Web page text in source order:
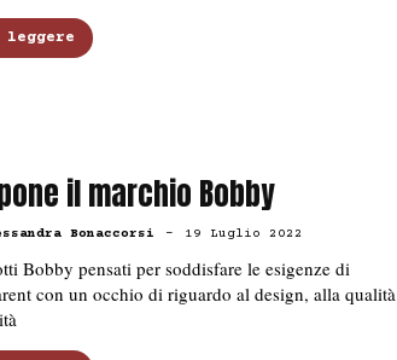
leggere
il marchio Bobby
Bonaccorsi - 19 Luglio 2022
Bobby pensati per soddisfare le esigenze di
con un occhio di riguardo al design, alla qualità